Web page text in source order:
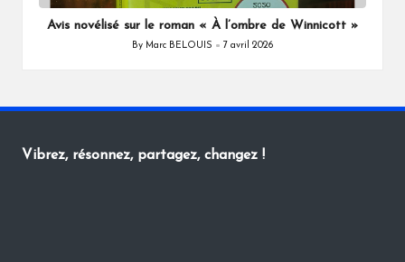
in
Avis novélisé sur le roman « À l’ombre de Winnicott »
Posted
By Marc BELOUIS 7 avril 2026
Vibrez, résonnez, partagez, changez !